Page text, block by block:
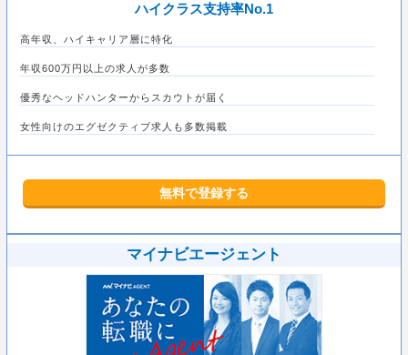
ハイクラス支持率No.1
高年収、ハイキャリア層に特化
年収600万円以上の求人が多数
優秀なヘッドハンターからスカウトが届く
女性向けのエグゼクティブ求人も多数掲載
無料で登録する
マイナビエージェント